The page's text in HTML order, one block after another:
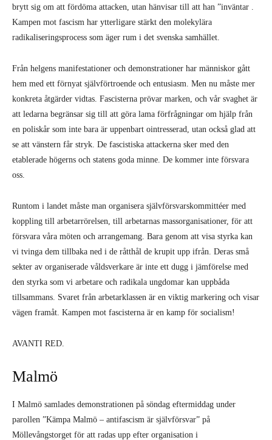
brytt sig om att fördöma attacken, utan hänvisar till att han ”inväntar .
Kampen mot fascism har ytterligare stärkt den molekylära
radikaliseringsprocess som äger rum i det svenska samhället.
Från helgens manifestationer och demonstrationer har människor gått
hem med ett förnyat självförtroende och entusiasm. Men nu måste mer
konkreta åtgärder vidtas. Fascisterna prövar marken, och vår svaghet är
att ledarna begränsar sig till att göra lama förfrågningar om hjälp från
en poliskår som inte bara är uppenbart ointresserad, utan också glad att
se att vänstern får stryk. De fascistiska attackerna sker med den
etablerade högerns och statens goda minne. De kommer inte försvara
oss.
Runtom i landet måste man organisera självförsvarskommittéer med
koppling till arbetarrörelsen, till arbetarnas massorganisationer, för att
försvara våra möten och arrangemang. Bara genom att visa styrka kan
vi tvinga dem tillbaka ned i de råtthål de krupit upp ifrån. Deras små
sekter av organiserade våldsverkare är inte ett dugg i jämförelse med
den styrka som vi arbetare och radikala ungdomar kan uppbåda
tillsammans. Svaret från arbetarklassen är en viktig markering och visar
vägen framåt. Kampen mot fascisterna är en kamp för socialism!
AVANTI RED.
Malmö
I Malmö samlades demonstrationen på söndag eftermiddag under
parollen ”Kämpa Malmö – antifascism är självförsvar” på
Möllevångstorget för att radas upp efter organisation i